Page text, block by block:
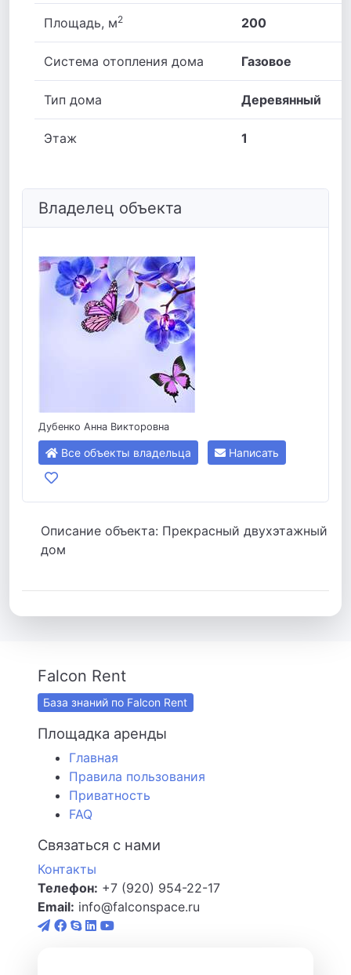
Площадь, м2 200
Система отопления дома Газовое
Тип дома Деревянный
Этаж 1
Владелец объекта
Дубенко Анна Викторовна
Все объекты владельца Написать
Описание объекта: Прекрасный двухэтажный
дом
Falcon Rent
База знаний по Falcon Rent
Площадка аренды
Главная
Правила пользования
Приватность
FAQ
Связаться с нами
Контакты
Телефон: +7 (920) 954-22-17
Email: info@falconspace.ru